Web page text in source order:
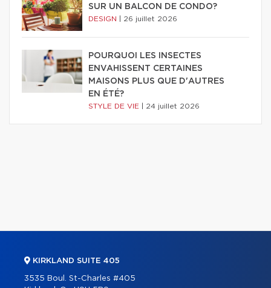
SUR UN BALCON DE CONDO?
DESIGN 26 juillet 2026
POURQUOI LES INSECTES
ENVAHISSENT CERTAINES
MAISONS PLUS QUE D'AUTRES
EN ÉTÉ?
STYLE DE VIE 24 juillet 2026
KIRKLAND SUITE 405
3535 Boul. St-Charles #405